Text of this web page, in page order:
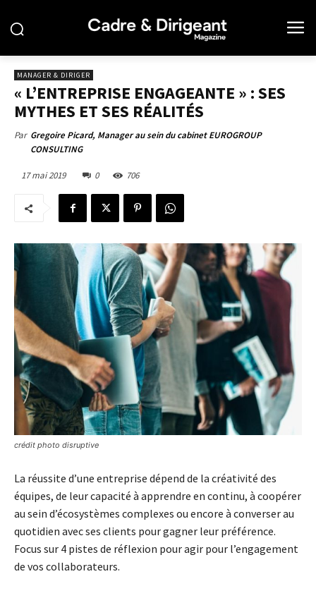
MANAGER & DIRIGER
« L’ENTREPRISE ENGAGEANTE » : SES
MYTHES ET SES RÉALITÉS
Par Gregoire Picard, Manager au sein du cabinet EUROGROUP
CONSULTING
17 mai 2019 0 706
crédit photo disruptive
La réussite d’une entreprise dépend de la créativité des
équipes, de leur capacité à apprendre en continu, à coopérer
au sein d’écosystèmes complexes ou encore à converser au
quotidien avec ses clients pour gagner leur préférence.
Focus sur 4 pistes de réflexion pour agir pour l’engagement
de vos collaborateurs.